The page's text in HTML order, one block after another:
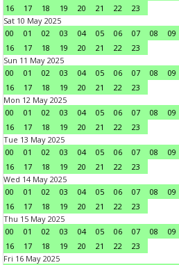
16
17 18 19 20 21 22
23
Sat 10 May 2025
00
01 02 03 04 05 06 07 08 09
16
17 18 19 20 21 22
23
Sun 11 May 2025
00
01 02 03 04 05 06 07 08 09
16
17 18 19 20 21 22
23
Mon 12 May 2025
00
01 02 03 04 05 06 07 08 09
16
17 18 19 20 21 22
23
Tue 13 May 2025
00
01 02 03 04 05 06 07 08 09
16
17 18 19 20 21 22
23
Wed 14 May 2025
00
01 02 03 04 05 06 07 08 09
16
17 18 19 20 21 22
23
Thu 15 May 2025
00
01 02 03 04 05 06 07 08 09
16
17 18 19 20 21 22
23
Fri 16 May 2025